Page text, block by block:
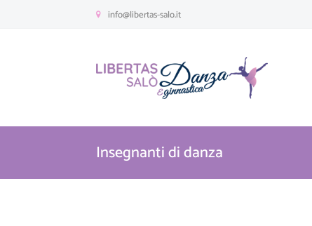
info@libertas-salo.it
Insegnanti di danza